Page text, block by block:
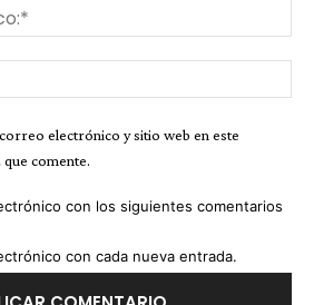
electrónico y sitio web en este
comente.
con los siguientes comentarios
con cada nueva entrada.